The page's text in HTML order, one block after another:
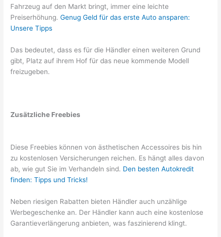
Fahrzeug auf den Markt bringt, immer eine leichte
Preiserhöhung.Genug Geld für das erste Auto ansparen:
Unsere Tipps
Das bedeutet, dass es für die Händler einen weiteren Grund
gibt, Platz auf ihrem Hof für das neue kommende Modell
freizugeben.
Zusätzliche Freebies
Diese Freebies können von ästhetischen Accessoires bis hin
zu kostenlosen Versicherungen reichen. Es hängt alles davon
ab, wie gut Sie im Verhandeln sind. Den besten Autokredit
finden: Tipps und Tricks!
Neben riesigen Rabatten bieten Händler auch unzählige
Werbegeschenke an. Der Händler kann auch eine kostenlose
Garantieverlängerung anbieten, was faszinierend klingt.